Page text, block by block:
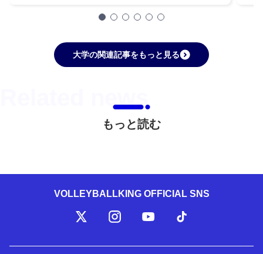
大学の関連記事をもっと見る
もっと読む
VOLLEYBALLKING OFFICIAL SNS